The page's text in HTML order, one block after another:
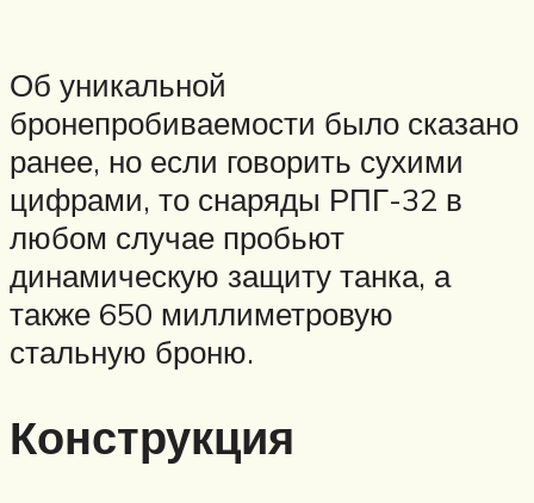
Об уникальной
бронепробиваемости было сказано
ранее, но если говорить сухими
цифрами, то снаряды РПГ-32 в
любом случае пробьют
динамическую защиту танка, а
также 650 миллиметровую
стальную броню.
Конструкция